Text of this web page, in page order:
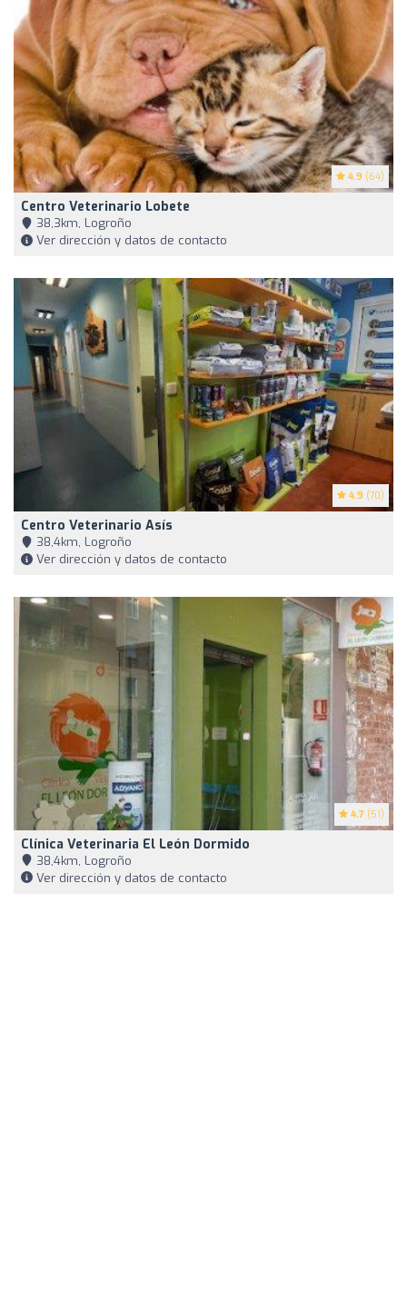
4.9 (64)
Centro Veterinario Lobete
38,3km, Logroño
Ver dirección y datos de contacto
4.9 (70)
Centro Veterinario Asís
38,4km, Logroño
Ver dirección y datos de contacto
4.7 (51)
Clínica Veterinaria El León Dormido
38,4km, Logroño
Ver dirección y datos de contacto